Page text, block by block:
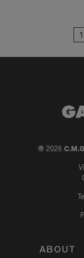
1
® 2026
ABOUT